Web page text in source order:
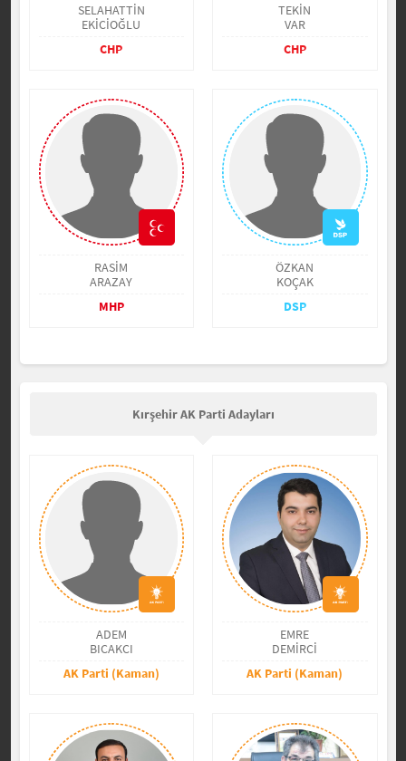
SELAHATTİN
EKİCİOĞLU
CHP
TEKİN
VAR
CHP
RASİM
ARAZAY
MHP
ÖZKAN
KOÇAK
DSP
Kırşehir AK Parti Adayları
ADEM
BICAKCI
AK Parti (Kaman)
EMRE
DEMİRCİ
AK Parti (Kaman)